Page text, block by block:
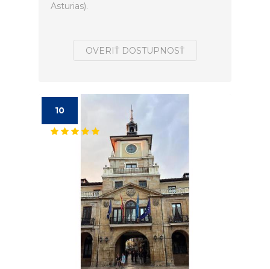
Asturias).
OVERIŤ DOSTUPNOSŤ
10